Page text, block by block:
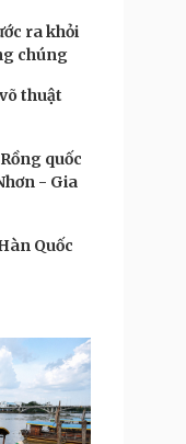
ra khỏi
chúng
thuật
quốc
- Gia
Quốc